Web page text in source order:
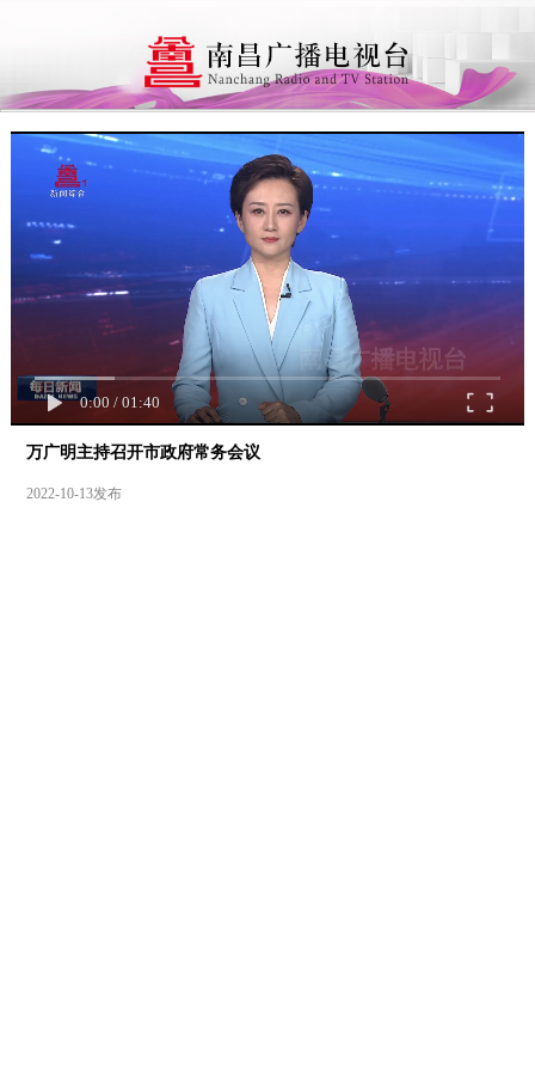
0:00 / 01:40
万广明主持召开市政府常务会议
2022-10-13发布